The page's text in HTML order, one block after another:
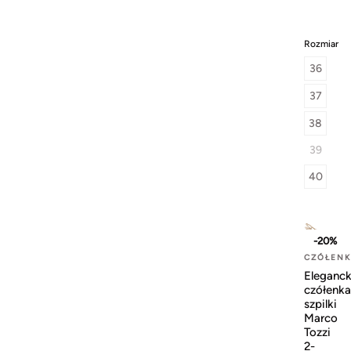
Rozmiar
36
37
38
39
40
-20%
czółenka
szpilki
Marco
Tozzi
2-